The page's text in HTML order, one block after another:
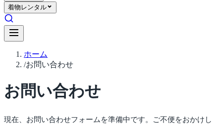
着物レンタル
ホーム
/お問い合わせ
お問い合わせ
現在、お問い合わせフォームを準備中です。ご不便をおかけし